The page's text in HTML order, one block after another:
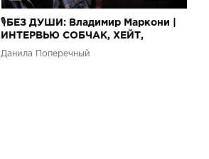
🎙БЕЗ ДУШИ: Владимир Маркони |
ИНТЕРВЬЮ СОБЧАК, ХЕЙТ,
СУДЬБА COMMENT OUT И
Данила Поперечный